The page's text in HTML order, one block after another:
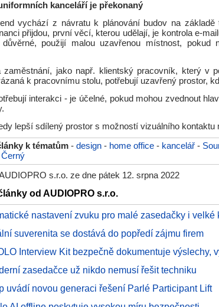
kanceláří je překonaný
vychází z návratu k plánování budov na
přijdou, první věcí, kterou udělají, je kontrola e-
důvěrné, použijí malou uzavřenou místnost, pokud
zaměstnání, jako např. klientský pracovník, který v
k pracovnímu stolu, potřebují uzavřený prostor,
interakci - je účelné, pokud mohou zvednout
lepší sdílený prostor s možností vizuálního kontaktu
k tématům - design - home office - kancelář -
s.r.o. ze dne pátek 12. srpna 2022
od AUDIOPRO s.r.o.
nastavení zvuku pro malé zasedačky i velké
suverenita se dostává do popředí zájmu firem
Interview Kit bezpečně dokumentuje výslechy,
zasedačce už nikdo nemusí řešit techniku
uvádí novou generaci řešení Parlé Participant Lift